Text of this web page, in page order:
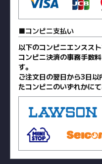
コンビニ支払い
以下のコンビニエンスス
コンビニ決済の事務手数
す。
ご注文日の翌日から3日
たコンビニのいずれかに